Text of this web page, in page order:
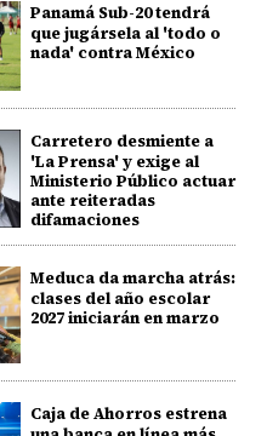
Panamá Sub-20 tendrá
que jugársela al 'todo o
nada' contra México
Carretero desmiente a
'La Prensa' y exige al
Ministerio Público actuar
ante reiteradas
difamaciones
Meduca da marcha atrás:
clases del año escolar
2027 iniciarán en marzo
Caja de Ahorros estrena